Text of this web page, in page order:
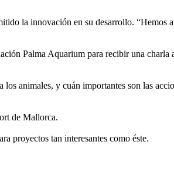
la innovación en su desarrollo. “Hemos
Palma Aquarium para recibir una charla
animales, y cuán importantes son las
de Mallorca.
proyectos tan interesantes como éste.